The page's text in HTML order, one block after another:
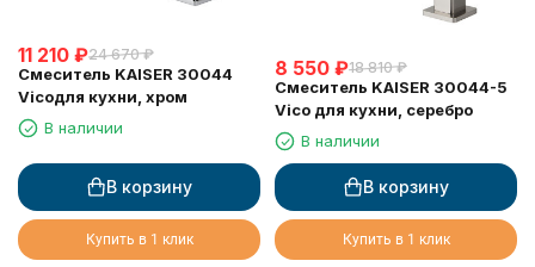
11 210 ₽24 670 ₽
Смеситель KAISER 30044
Vicoдля кухни, хром
В наличии
В корзину
Купить в 1 клик
8 550 ₽18 810 ₽
Смеситель KAISER 30044-5
Vico для кухни, серебро
В наличии
В корзину
Купить в 1 клик